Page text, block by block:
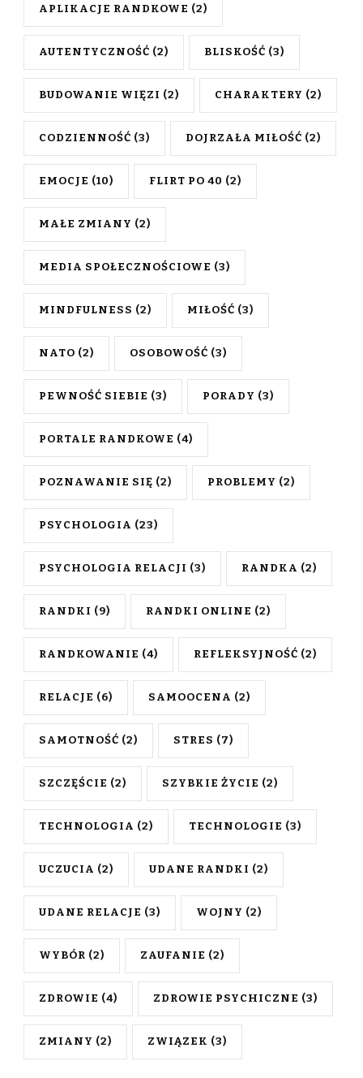
APLIKACJE RANDKOWE (2)
AUTENTYCZNOŚĆ (2) BLISKOŚĆ (3)
BUDOWANIE WIĘZI (2) CHARAKTERY (2)
CODZIENNOŚĆ (3) DOJRZAŁA MIŁOŚĆ (2)
EMOCJE (10) FLIRT PO 40 (2)
MAŁE ZMIANY (2)
MEDIA SPOŁECZNOŚCIOWE (3)
MINDFULNESS (2) MIŁOŚĆ (3)
NATO (2) OSOBOWOŚĆ (3)
PEWNOŚĆ SIEBIE (3) PORADY (3)
PORTALE RANDKOWE (4)
POZNAWANIE SIĘ (2) PROBLEMY (2)
PSYCHOLOGIA (23)
PSYCHOLOGIA RELACJI (3) RANDKA (2)
RANDKI (9) RANDKI ONLINE (2)
RANDKOWANIE (4) REFLEKSYJNOŚĆ (2)
RELACJE (6) SAMOOCENA (2)
SAMOTNOŚĆ (2) STRES (7)
SZCZĘŚCIE (2) SZYBKIE ŻYCIE (2)
TECHNOLOGIA (2) TECHNOLOGIE (3)
UCZUCIA (2) UDANE RANDKI (2)
UDANE RELACJE (3) WOJNY (2)
WYBÓR (2) ZAUFANIE (2)
ZDROWIE (4) ZDROWIE PSYCHICZNE (3)
ZMIANY (2) ZWIĄZEK (3)